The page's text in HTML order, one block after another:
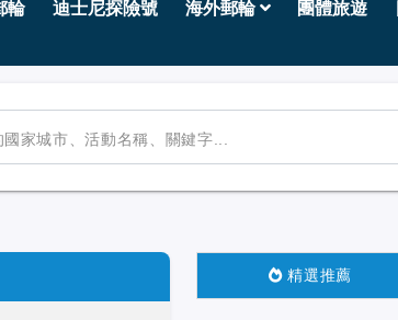
輪 迪士尼探險號 海外郵輪 團體旅遊
家城市、活動名稱、關鍵字...
精選推薦